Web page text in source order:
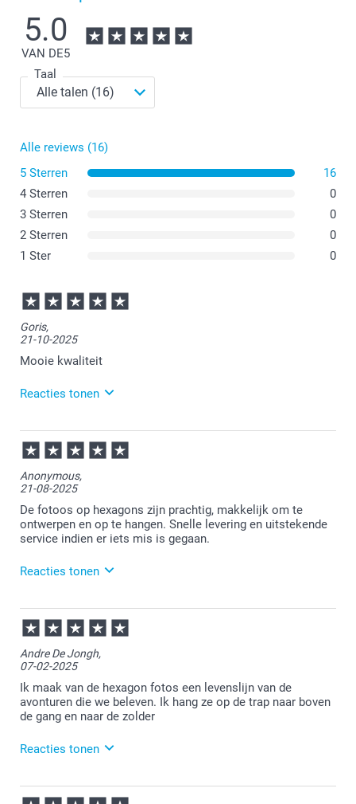
5.0
VAN DE5
Taal
Alle reviews (16)
5 Sterren
16
4 Sterren
0
3 Sterren
0
2 Sterren
0
1 Ster
0
Goris,
21-10-2025
Mooie kwaliteit
Reacties tonen
22-10-2025
11:37
Bedankt voor je review. Fijn dat je blij bent met de
kwaliteit van je foto. Heel veel plezier er van!
Anonymous,
21-08-2025
De fotoos op hexagons zijn prachtig, makkelijk om te
ontwerpen en op te hangen. Snelle levering en uitstekende
service indien er iets mis is gegaan.
Reacties tonen
21-08-2025
11:17
Bedankt voor je review. Leuk om te horen dat je
tevreden bent! Heel veel plezier van je hexagons en
we zien je graag nog eens terug bij Smartphoto.
Andre De Jongh,
07-02-2025
Ik maak van de hexagon fotos een levenslijn van de
avonturen die we beleven. Ik hang ze op de trap naar boven
de gang en naar de zolder
Reacties tonen
10-02-2025